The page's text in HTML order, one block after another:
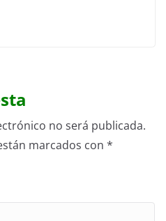
no será publicada.
marcados con *